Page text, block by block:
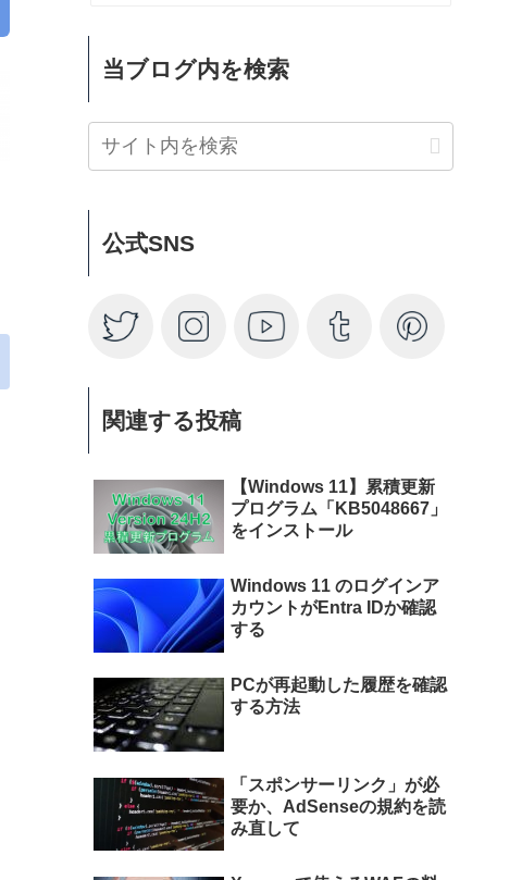
当ブログ内を検索
公式SNS
関連する投稿
【Windows 11】累積更新
プログラム「KB5048667」
をインストール
Windows 11 のログインア
カウントがEntra IDか確認
する
PCが再起動した履歴を確認
する方法
「スポンサーリンク」が必
要か、AdSenseの規約を読
み直して